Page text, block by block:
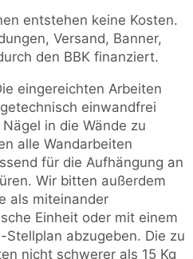
entstehen keine Kosten.
Versand, Banner,
den BBK finanziert.
eingereichten Arbeiten
einwandfrei
in die Wände zu
alle Wandarbeiten
für die Aufhängung an
Wir bitten außerdem
als miteinander
Einheit oder mit einem
abzugeben. Die zu
nicht schwerer als 15 Kg